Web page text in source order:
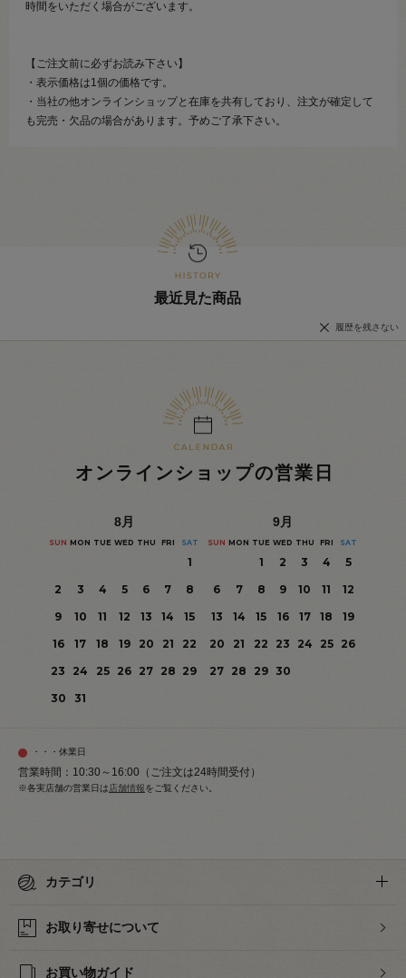
時間をいただく場合がございます。
【ご注文前に必ずお読み下さい】
・表示価格は1個の価格です。
・当社の他オンラインショップと在庫を共有しており、注文が確定して
も完売・欠品の場合があります。予めご了承下さい。
最近見た商品
履歴を残さない
オンラインショップの営業日
8月
SUN MON TUE WED THU FRI SAT
1
2
3 4 5 6 7
8
9
10 11 12 13 14
15
16
17 18 19 20 21
22
23
24 25 26 27 28 29
30
31
9月
SUN MON TUE WED THU FRI SAT
1 2 3 4
5
6
7 8 9 10 11
12
13
14 15 16 17 18
19
20
21 22 23 24 25
26
27 28 29 30
・・・休業日
営業時間：10:30～16:00（ご注文は24時間受付）
※各実店舗の営業日は店舗情報をご覧ください。
カテゴリ
お取り寄せについて
お買い物ガイド